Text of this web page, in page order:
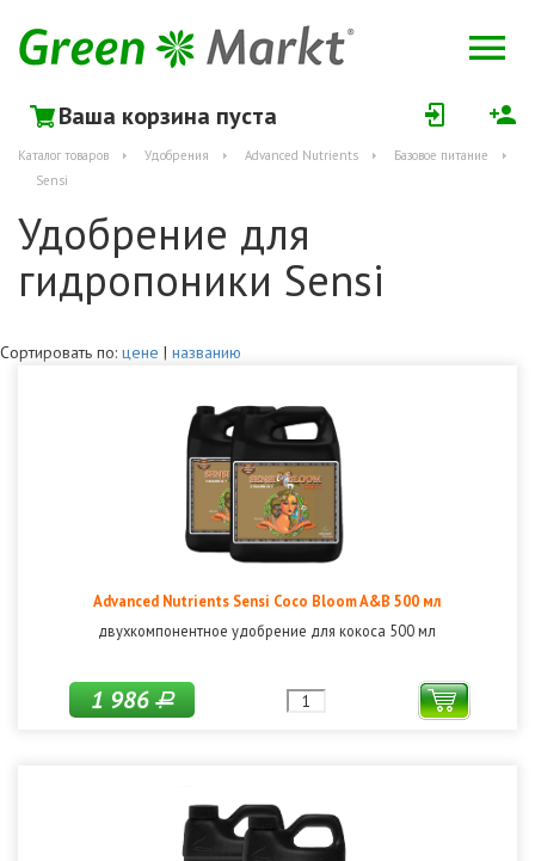
Ваша корзина пуста
Каталог товаров Удобрения Advanced Nutrients
Базовое питание
Sensi
Удобрение для
гидропоники Sensi
Сортировать по: цене | названию
Advanced Nutrients Sensi Coco Bloom A&B 500 мл
двухкомпонентное удобрение для кокоса 500 мл
1 986Р